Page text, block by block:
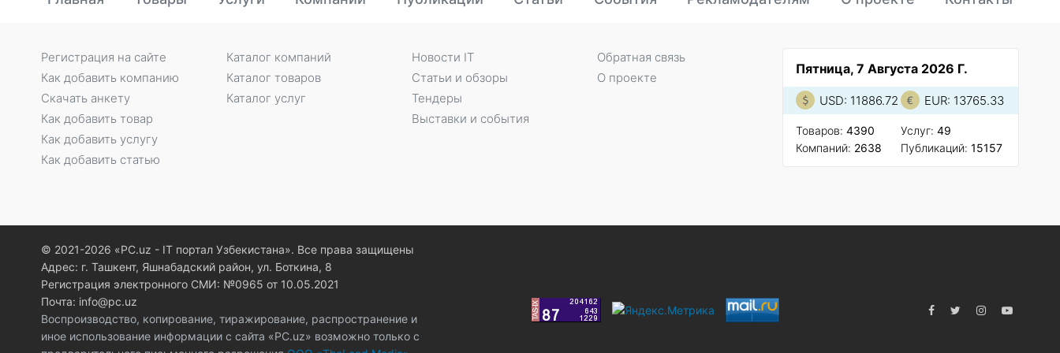
Пятница, 7 Августа 2026 Г.
USD: 11886.72 EUR: 13765.33
Товаров: 4390
Компаний: 2638
Услуг: 49
Публикаций: 15157
Регистрация на сайте
Как добавить компанию
Скачать анкету
Как добавить товар
Как добавить услугу
Как добавить статью
Каталог компаний
Каталог товаров
Каталог услуг
Новости IT
Статьи и обзоры
Тендеры
Выставки и события
Обратная связь
О проекте
© 2021-2026 «PC.uz - IT портал Узбекистана». Все права защищены
Адрес: г. Ташкент, Яшнабадский район, ул. Боткина, 8
Регистрация электронного СМИ: №0965 от 10.05.2021
Почта: info@pc.uz
Воспроизводство, копирование, тиражирование, распространение и
иное использование информации с сайта «PC.uz» возможно только с